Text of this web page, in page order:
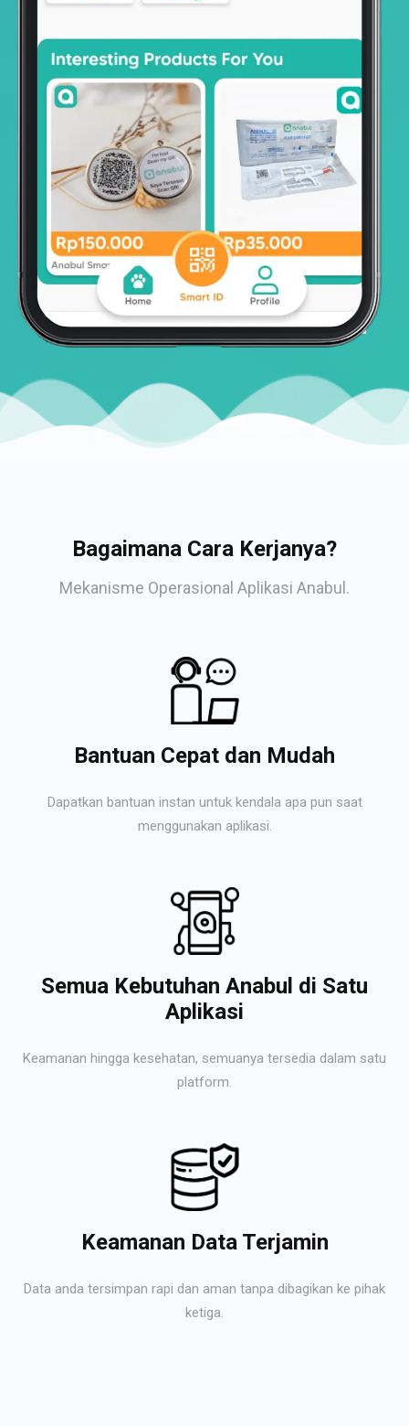
Bagaimana Cara Kerjanya?
Mekanisme Operasional Aplikasi Anabul.
Bantuan Cepat dan Mudah
Dapatkan bantuan instan untuk kendala apa pun saat
menggunakan aplikasi.
Semua Kebutuhan Anabul di Satu
Aplikasi
Keamanan hingga kesehatan, semuanya tersedia dalam satu
platform.
Keamanan Data Terjamin
Data anda tersimpan rapi dan aman tanpa dibagikan ke pihak
ketiga.